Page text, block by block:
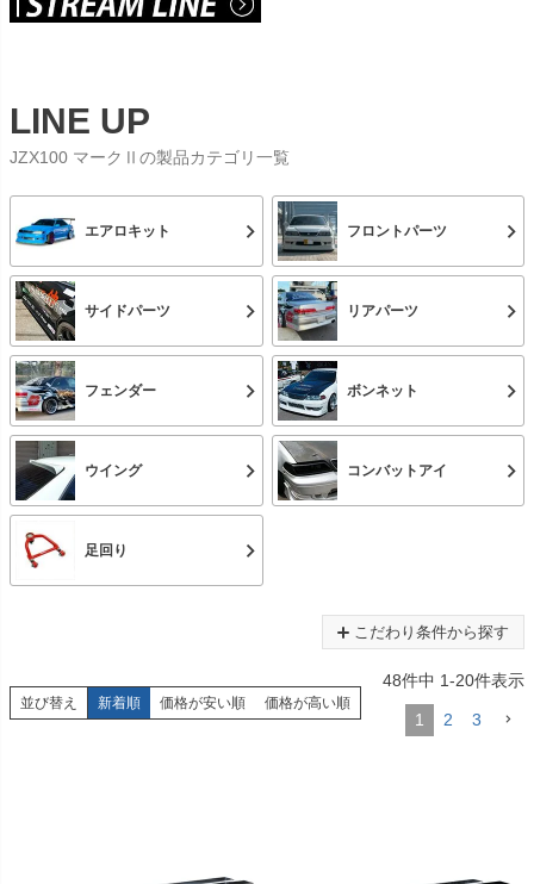
LINE UP
JZX100 マークⅡの製品カテゴリ一覧
エアロキット フロントパーツ
サイドパーツ リアパーツ
フェンダー ボンネット
ウイング コンバットアイ
足回り
こだわり条件から探す
並び替え 新着順 価格が安い順 価格が高い順
48件中 1-20件表示
1 2 3